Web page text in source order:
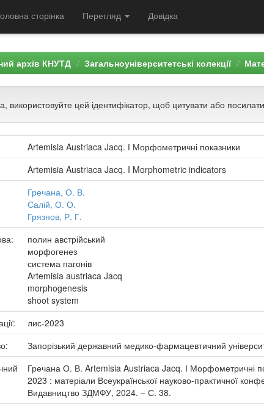
сторінка Перегляд Довідка
архів КНУТД Загальноуніверситетські колекції
використовуйте цей ідентифікатор, щоб цитувати або
Artemisia Austriaca Jacq. І Морфометричні показники
Artemisia Austriaca Jacq. I Morphometric indicators
Гречана, О. В.
Салій, О. О.
Грязнов, Р. Г.
полин австрійський
морфогенез
система пагонів
Artemisia austriaca Jacq
morphogenesis
shoot system
лис-2023
Запорізький державний медико-фармацевтичний
Гречана О. В. Artemisia Austriaca Jacq. І Морфометричні
2023 : матеріали Всеукраїнської науково-практичної
Видавництво ЗДМФУ, 2024. – С. 38.